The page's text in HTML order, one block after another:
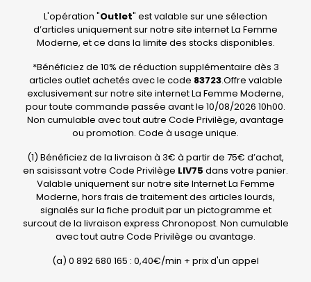
L'opération "Outlet" est valable sur une sélection
d’articles uniquement sur notre site internet La Femme
Moderne, et ce dans la limite des stocks disponibles.
*Bénéficiez de 10% de réduction supplémentaire dès 3
articles outlet achetés avec le code 83723.Offre valable
exclusivement sur notre site internet La Femme Moderne,
pour toute commande passée avant le 10/08/2026 10h00.
Non cumulable avec tout autre Code Privilège, avantage
ou promotion. Code à usage unique.
(1) Bénéficiez de la livraison à 3€ à partir de 75€ d’achat,
en saisissant votre Code Privilège LIV75 dans votre panier.
Valable uniquement sur notre site Internet La Femme
Moderne, hors frais de traitement des articles lourds,
signalés sur la fiche produit par un pictogramme et
surcout de la livraison express Chronopost. Non cumulable
avec tout autre Code Privilège ou avantage.
(a) 0 892 680 165 : 0,40€/min + prix d'un appel